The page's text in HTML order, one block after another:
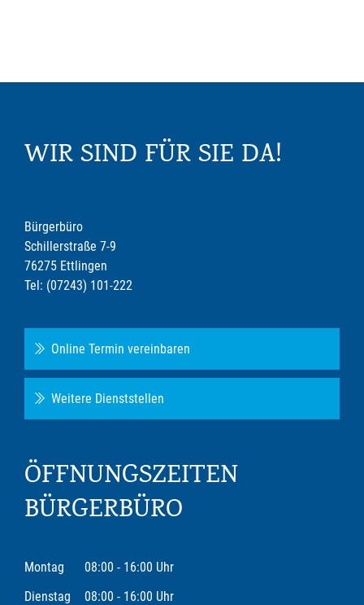
WIR SIND FÜR SIE DA!
Bürgerbüro
Schillerstraße 7-9
76275 Ettlingen
Tel: (07243) 101-222
Online Termin vereinbaren
Weitere Dienststellen
ÖFFNUNGSZEITEN
BÜRGERBÜRO
Montag
08:00 - 16:00 Uhr
Dienstag
08:00 - 16:00 Uhr